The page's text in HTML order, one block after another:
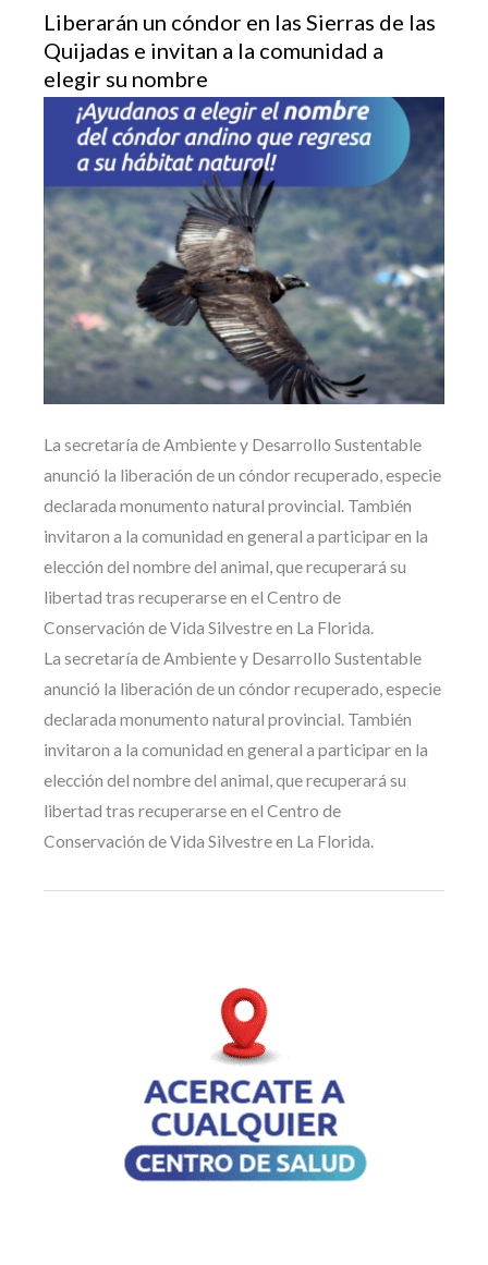
Liberarán un cóndor en las Sierras de las
Quijadas e invitan a la comunidad a
elegir su nombre
La secretaría de Ambiente y Desarrollo Sustentable
anunció la liberación de un cóndor recuperado, especie
declarada monumento natural provincial. También
invitaron a la comunidad en general a participar en la
elección del nombre del animal, que recuperará su
libertad tras recuperarse en el Centro de
Conservación de Vida Silvestre en La Florida.
La secretaría de Ambiente y Desarrollo Sustentable
anunció la liberación de un cóndor recuperado, especie
declarada monumento natural provincial. También
invitaron a la comunidad en general a participar en la
elección del nombre del animal, que recuperará su
libertad tras recuperarse en el Centro de
Conservación de Vida Silvestre en La Florida.